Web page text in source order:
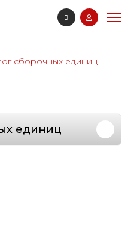
сборочных единиц
единиц